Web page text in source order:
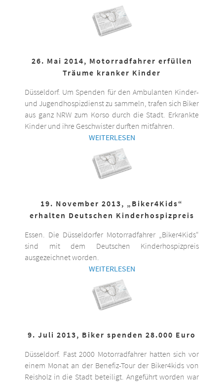
26. Mai 2014, Motorradfahrer erfüllen
Träume kranker Kinder
Düsseldorf. Um Spenden für den Ambulanten Kinder-
und Jugendhospizdienst zu sammeln, trafen sich Biker
aus ganz NRW zum Korso durch die Stadt. Erkrankte
Kinder und ihre Geschwister durften mitfahren.
WEITERLESEN
19. November 2013, „Biker4Kids“
erhalten Deutschen Kinderhospizpreis
Essen. Die Düsseldorfer Motorradfahrer „Biker4Kids“
sind mit dem Deutschen Kinderhospizpreis
ausgezeichnet worden.
WEITERLESEN
9. Juli 2013, Biker spenden 28.000 Euro
Düsseldorf. Fast 2000 Motorradfahrer hatten sich vor
einem Monat an der Benefiz-Tour der Biker4kids von
Reisholz in die Stadt beteiligt. Angeführt worden war